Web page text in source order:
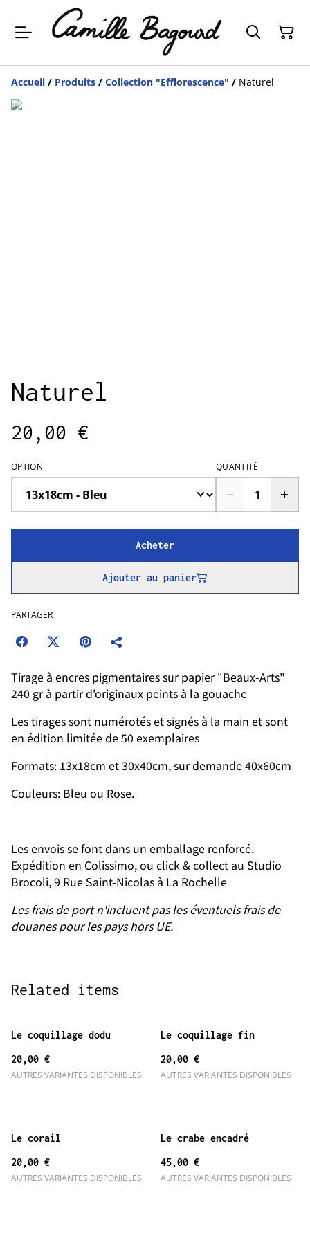
Accueil / Produits / Collection "Efflorescence" / Naturel
Naturel
20,00 €
OPTION QUANTITÉ
Acheter
Ajouter au panier
PARTAGER
Tirage à encres pigmentaires sur papier "Beaux-Arts"
240 gr à partir d'originaux peints à la gouache
Les tirages sont numérotés et signés à la main et sont
en édition limitée de 50 exemplaires
Formats: 13x18cm et 30x40cm, sur demande 40x60cm
Couleurs: Bleu ou Rose.
Les envois se font dans un emballage renforcé.
Expédition en Colissimo, ou click & collect au Studio
Brocoli, 9 Rue Saint-Nicolas à La Rochelle
Les frais de port n'incluent pas les éventuels frais de
douanes pour les pays hors UE.
Related items
Le coquillage dodu
20,00 €
AUTRES VARIANTES DISPONIBLES
Le coquillage fin
20,00 €
AUTRES VARIANTES DISPONIBLES
Le corail
20,00 €
AUTRES VARIANTES DISPONIBLES
Le crabe encadré
45,00 €
AUTRES VARIANTES DISPONIBLES